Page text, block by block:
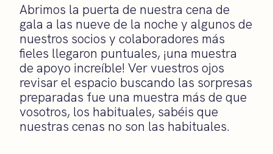
Abrimos la puerta de nuestra cena de
gala a las nueve de la noche y algunos de
nuestros socios y colaboradores más
fieles llegaron puntuales, ¡una muestra
de apoyo increíble! Ver vuestros ojos
revisar el espacio buscando las sorpresas
preparadas fue una muestra más de que
vosotros, los habituales, sabéis que
nuestras cenas no son las habituales.